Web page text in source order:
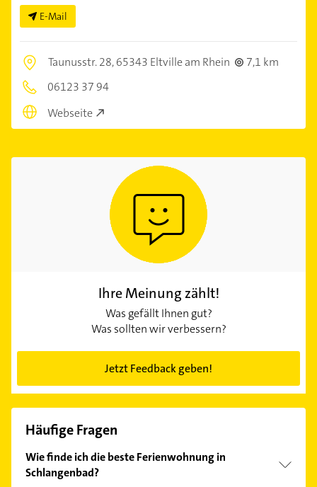
E-Mail
Taunusstr. 28,65343 Eltville am Rhein
7,1 km
06123 37 94
Webseite
Ihre Meinung zählt!
Was gefällt Ihnen gut?
Was sollten wir verbessern?
Jetzt Feedback geben!
Häufige Fragen
Wie finde ich die beste Ferienwohnung in
Schlangenbad?